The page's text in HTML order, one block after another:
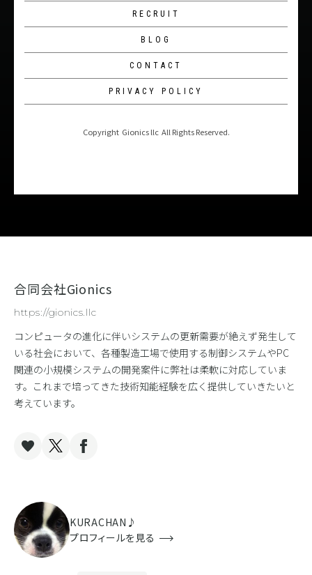
合同会社Gionics
https://gionics.llc
コンピュータの進化に伴いシステムの更新需要が絶えず発生して
いる社会において、各種製造工場で使用する制御システムやPC
関連の小規模システムの開発案件に弊社は柔軟に対応していま
す。これまで培ってきた技術知能経験を広く提供していきたいと
考えています。
KURACHAN♪
プロフィールを見る